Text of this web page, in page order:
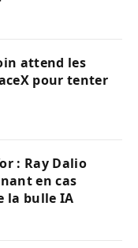
attend les
pour tenter
: Ray Dalio
en cas
la bulle IA